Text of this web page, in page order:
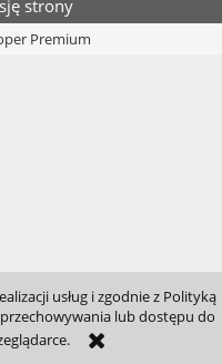
usług i zgodnie z Polityką
lub dostępu do
strony
Premium